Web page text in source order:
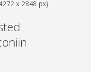
x 2848 px)